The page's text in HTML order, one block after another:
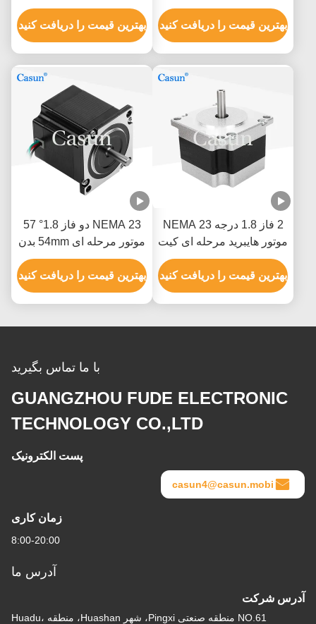
بدن 1.5N.M برای ماشین
CNC
بهترین قیمت را دریافت کنید
مرحله ای هیبریدی برای
ربات CNC
بهترین قیمت را دریافت کنید
2 فاز 1.8 درجه NEMA 23
موتور هایبرید مرحله ای کیت
موتور مرحله ای CNC با CE
بهترین قیمت را دریافت کنید
NEMA 23 دو فاز 1.8° 57
موتور مرحله ای 54mm بدن
1.0A ماشین چاپ
بهترین قیمت را دریافت کنید
با ما تماس بگیرید
GUANGZHOU FUDE ELECTRONIC
TECHNOLOGY CO.,LTD
پست الکترونیک
casun4@casun.mobi
زمان کاری
8:00-20:00
آدرس ما
آدرس شرکت
NO.61 منطقه صنعتی Pingxi، شهر Huashan، منطقه Huadu،